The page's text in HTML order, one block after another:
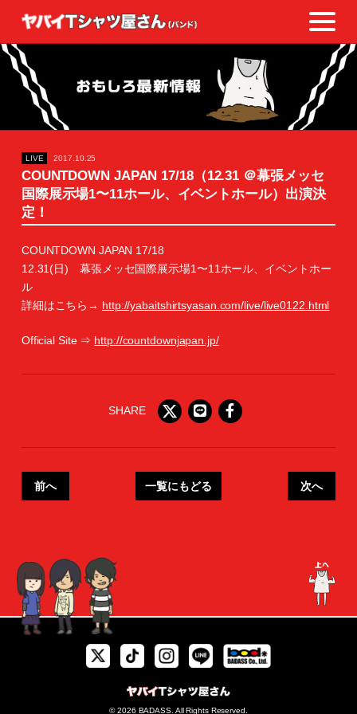
LIVE 2017.10.25
COUNTDOWN JAPAN 17/18（12.31 ＠幕張メッセ
国際展示場1〜11ホール、イベントホール）出演決
定！
COUNTDOWN JAPAN 17/18
12.31(日) 幕張メッセ国際展示場1〜11ホール、イベントホー
ル
詳細はこちら→ http://yabaitshirtsyasan.com/live/live0122.html
Official Site ⇒ http://countdownjapan.jp/
SHARE
前へ 一覧にもどる 次へ
© 2026 BADASS. All Rights Reserved.